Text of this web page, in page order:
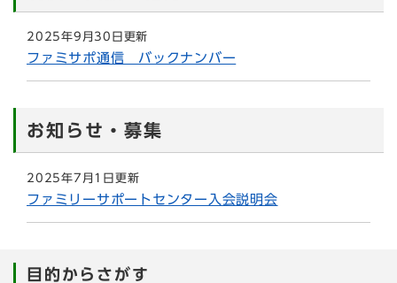
2025年9月30日更新
ファミサポ通信 バックナンバー
お知らせ・募集
2025年7月1日更新
ファミリーサポートセンター入会説明会
目的からさがす